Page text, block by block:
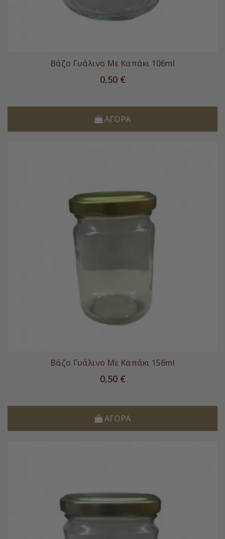
Βάζο Γυάλινο Με Καπάκι 106ml
Τιμή
0,50 €
ΑΓΟΡΆ
Βάζο Γυάλινο Με Καπάκι 156ml
Τιμή
0,50 €
ΑΓΟΡΆ